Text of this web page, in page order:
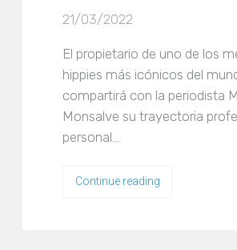
21/03/2022
El propietario de uno de los
hippies más icónicos del
compartirá con la periodista
Monsalve su trayectoria
personal…
Continue reading